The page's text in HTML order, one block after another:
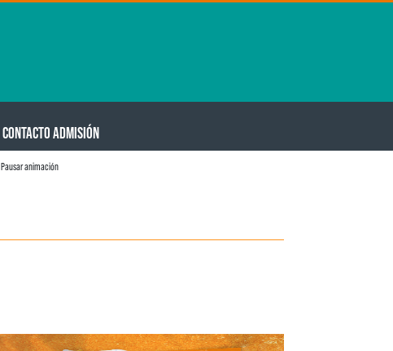
CONTACTO ADMISIÓN
Pausar animación